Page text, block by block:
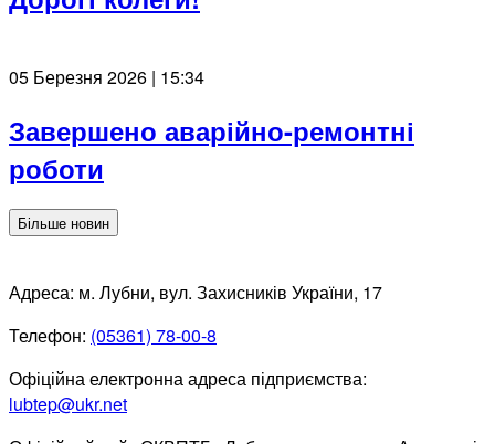
05 Березня 2026 | 15:34
Завершено аварійно-ремонтні
роботи
Більше новин
Адреса: м. Лубни, вул. Захисників України, 17
Телефон: (05361) 78-00-8
Офіційна електронна адреса підприємства:
lubtep@ukr.net